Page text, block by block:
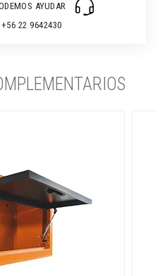
AYUDAR
22 9642430